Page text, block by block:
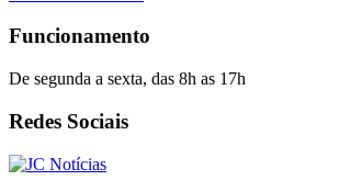
Funcionamento
De segunda a sexta, das 8h as 17h
Redes Sociais